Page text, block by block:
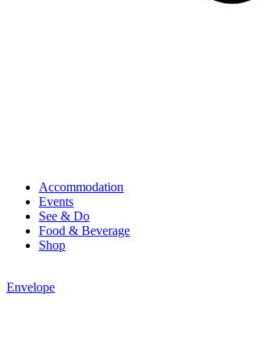
Accommodation
Events
See & Do
Food & Beverage
Shop
Envelope